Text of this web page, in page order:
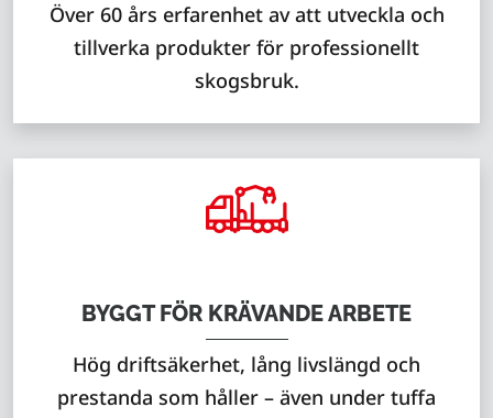
Över 60 års erfarenhet av att utveckla och
tillverka produkter för professionellt
skogsbruk.
BYGGT FÖR KRÄVANDE ARBETE
Hög driftsäkerhet, lång livslängd och
prestanda som håller – även under tuffa